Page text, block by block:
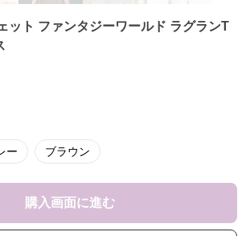
ット ファンタジーワールド ラグランT
ー ブラウン
購入画面に進む